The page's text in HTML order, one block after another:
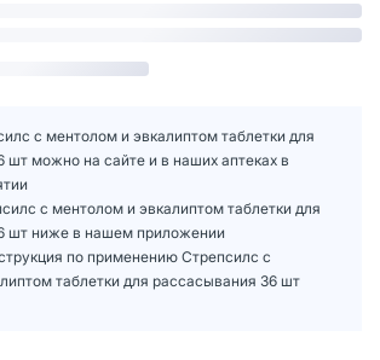
с ментолом и эвкалиптом таблетки для
шт можно на сайте и в наших аптеках в
с ментолом и эвкалиптом таблетки для
шт ниже в нашем приложении
по применению Стрепсилс с
таблетки для рассасывания 36 шт